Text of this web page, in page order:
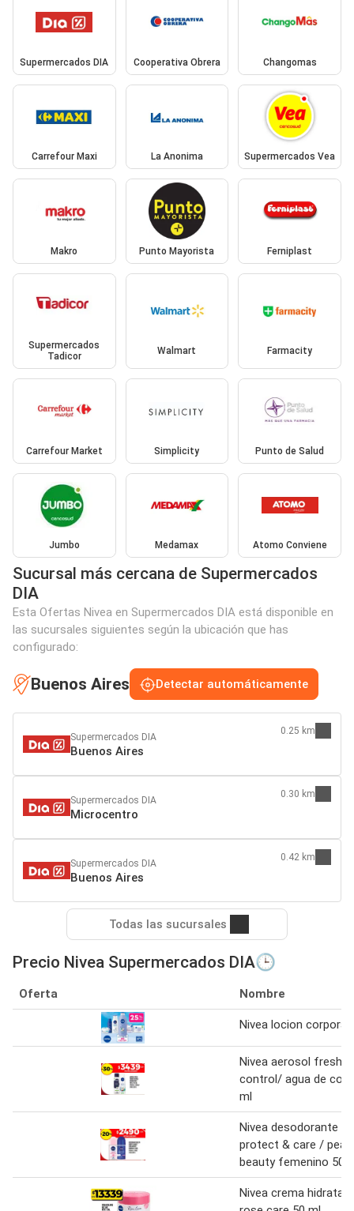
Supermercados DIA Cooperativa Obrera Changomas
Carrefour Maxi La Anonima Supermercados Vea
Makro Punto Mayorista Ferniplast
Supermercados
Tadicor
Walmart Farmacity
Carrefour Market Simplicity Punto de Salud
Jumbo Medamax Atomo Conviene
Sucursal más cercana de Supermercados
DIA
Esta Ofertas Nivea en Supermercados DIA está disponible en
las sucursales siguientes según la ubicación que has
configurado:
Buenos Aires Detectar automáticamente
Supermercados DIA
Buenos Aires
0.25 km
Supermercados DIA
Microcentro
0.30 km
Supermercados DIA
Buenos Aires
0.42 km
Todas las sucursales
Precio Nivea Supermercados DIA🕒
Oferta Nombre
Nivea locion corporal
Nivea aerosol fresh
control/ agua de
ml
Nivea desodorante
protect & care /
beauty femenino 50
Nivea crema